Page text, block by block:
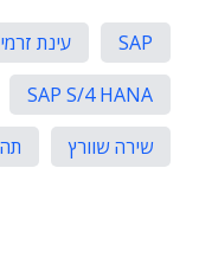
SAP עינת זרמי
SAP S/4 HANA
שירה שוורץ